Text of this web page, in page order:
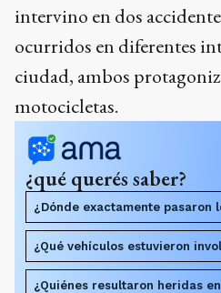
intervino en dos
ocurridos en diferentes
ciudad, ambos
motocicletas.
¿qué querés saber?
¿Dónde exactamente pasaron
¿Qué vehículos estuvieron
¿Quiénes resultaron heridas